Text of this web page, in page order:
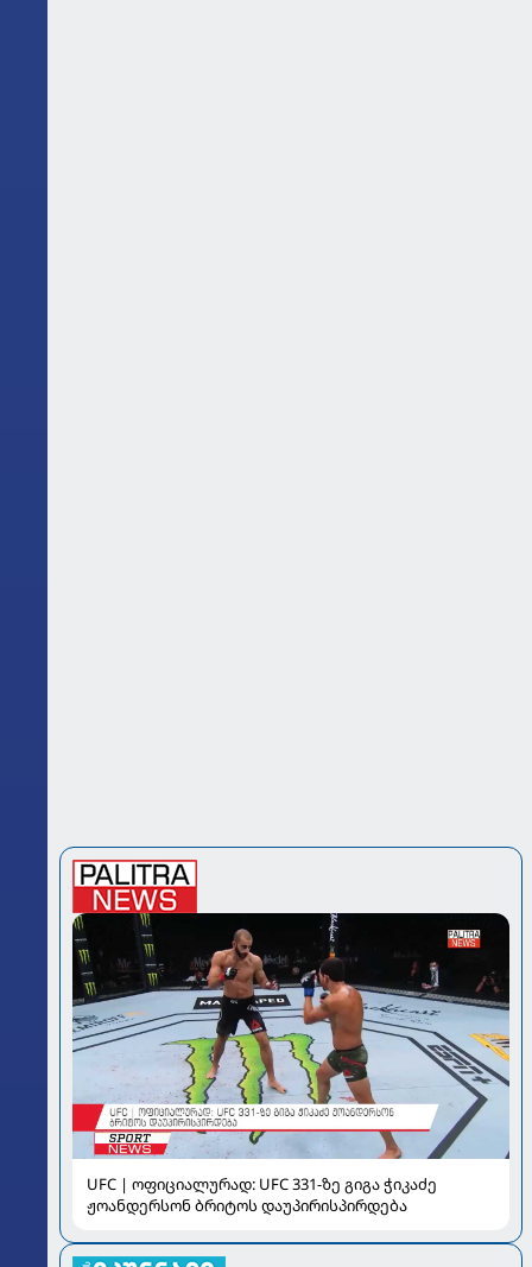
UFC | ოფიციალურად: UFC 331-ზე გიგა ჭიკაძე
ჟოანდერსონ ბრიტოს დაუპირისპირდება